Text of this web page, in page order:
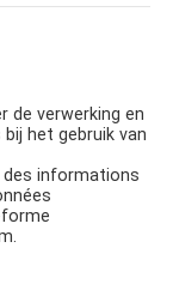
de verwerking en
het gebruik van
informations
.